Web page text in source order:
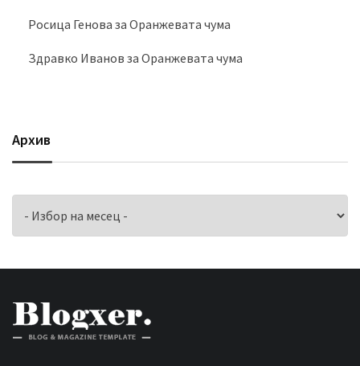
Росица Генова за Оранжевата чума
Здравко Иванов за Оранжевата чума
Архив
Архив